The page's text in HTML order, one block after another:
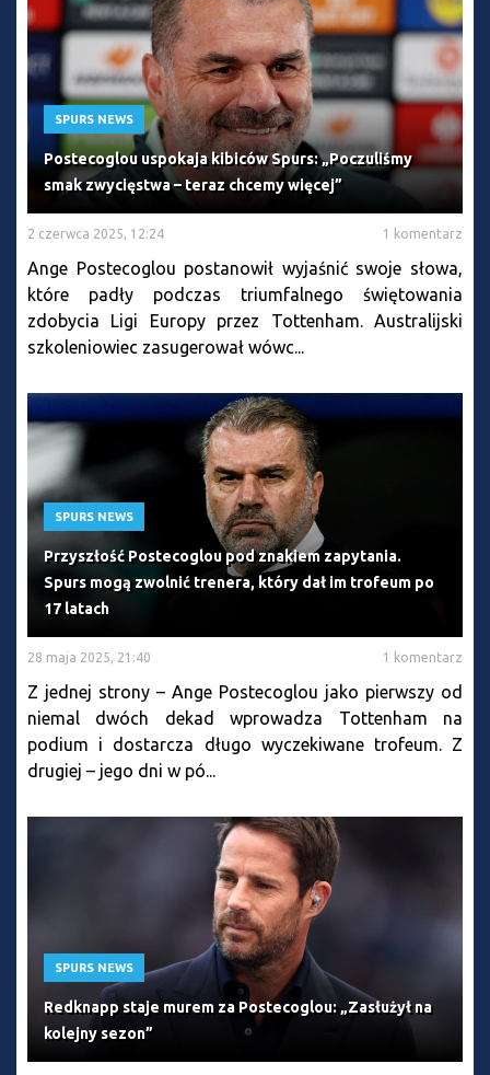
SPURS NEWS
Postecoglou uspokaja kibiców Spurs: „Poczuliśmy
smak zwycięstwa – teraz chcemy więcej”
2 czerwca 2025, 12:24 1 komentarz
Ange Postecoglou postanowił wyjaśnić swoje słowa,
które padły podczas triumfalnego świętowania
zdobycia Ligi Europy przez Tottenham. Australijski
szkoleniowiec zasugerował wówc...
SPURS NEWS
Przyszłość Postecoglou pod znakiem zapytania.
Spurs mogą zwolnić trenera, który dał im trofeum po
17 latach
28 maja 2025, 21:40 1 komentarz
Z jednej strony – Ange Postecoglou jako pierwszy od
niemal dwóch dekad wprowadza Tottenham na
podium i dostarcza długo wyczekiwane trofeum. Z
drugiej – jego dni w pó...
SPURS NEWS
Redknapp staje murem za Postecoglou: „Zasłużył na
kolejny sezon”